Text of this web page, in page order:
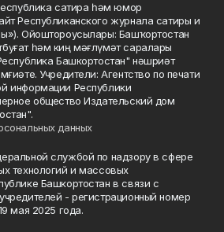
сатира һәм юмор
Республиканского журнала сатиры и
Ойоштороусылары: Башҡортостан
һәм киң мәғлүмәт саралары
Башкортостан" нәшриәт
Учредители: Агентство по печати
информации Республики
общество Издательский дом
данных
службой по надзору в сфере
технологий и массовых
Башкортостан в связи с
- регистрационный номер
мая 2025 года.